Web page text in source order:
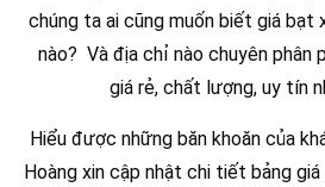
chúng ta ai cũng muốn biết giá bạt
nào? Và địa chỉ nào chuyên phân
giá rẻ, chất lượng, uy tín
Hiểu được những băn khoăn của
Hoàng xin cập nhật chi tiết bảng